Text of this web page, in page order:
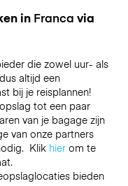
in Franca via
die zowel uur- als
altijd een
bij je reisplannen!
tot een paar
van je bagage zijn
van onze partners
Klik hierom te
bieden